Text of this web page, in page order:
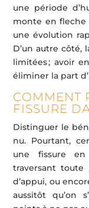
une période
monte en fleche
une évolution
D’un autre côté,
limitées ; avoir
éliminer la part
COMMENT
FISSURE
Distinguer le
nu. Pourtant,
une fissure en
traversant
d’appui, ou
aussitôt qu’on